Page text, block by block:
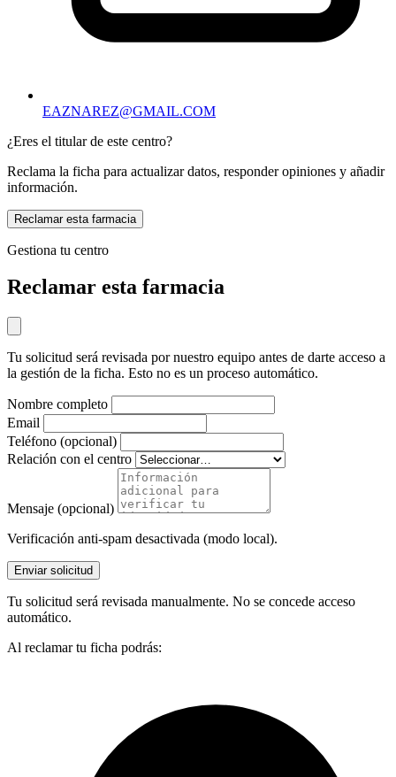
EAZNAREZ@GMAIL.COM
¿Eres el titular de este centro?
Reclama la ficha para actualizar datos, responder opiniones y añadir
información.
Reclamar esta farmacia
Gestiona tu centro
Reclamar esta farmacia
Tu solicitud será revisada por nuestro equipo antes de darte acceso a
la gestión de la ficha. Esto no es un proceso automático.
Nombre completo
Email
Teléfono (opcional)
Relación con el centro
Mensaje (opcional)
Verificación anti-spam desactivada (modo local).
Enviar solicitud
Tu solicitud será revisada manualmente. No se concede acceso
automático.
Al reclamar tu ficha podrás: